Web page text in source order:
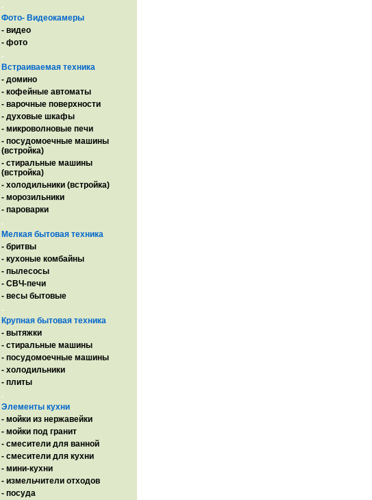
.
Фото- Видеокамеры
- видео
- фото
.
Встраиваемая техника
- домино
- кофейные автоматы
- варочные поверхности
- духовые шкафы
- микроволновые печи
- посудомоечные машины
(встройка)
- стиральные машины
(встройка)
- холодильники (встройка)
- морозильники
- пароварки
.
Мелкая бытовая техника
- бритвы
- кухоные комбайны
- пылесосы
- СВЧ-печи
- весы бытовые
.
Крупная бытовая техника
- вытяжки
- стиральные машины
- посудомоечные машины
- холодильники
- плиты
.
Элементы кухни
- мойки из нержавейки
- мойки под гранит
- смесители для ванной
- смесители для кухни
- мини-кухни
- измельчители отходов
- посуда